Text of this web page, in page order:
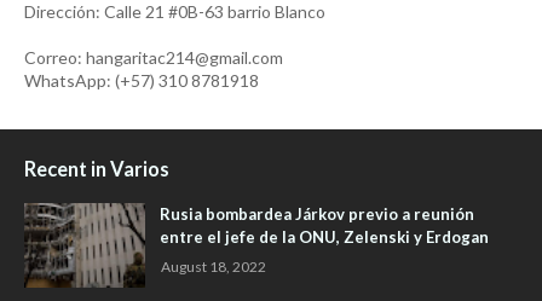
Dirección: Calle 21 #0B-63 barrio Blanco
Correo: hangaritac214@gmail.com
WhatsApp: (+57) 310 8781918
Recent in Varios
Rusia bombardea Járkov previo a reunión
entre el jefe de la ONU, Zelenski y Erdogan
August 18, 2022